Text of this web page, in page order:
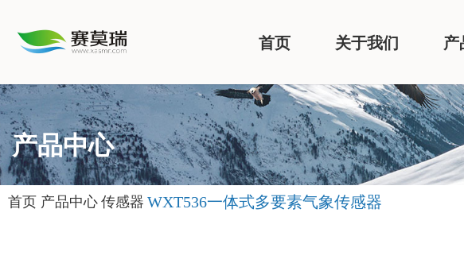
首页 关于我们 产
产品中心
首页 产品中心 传感器 WXT536一体式多要素气象传感器